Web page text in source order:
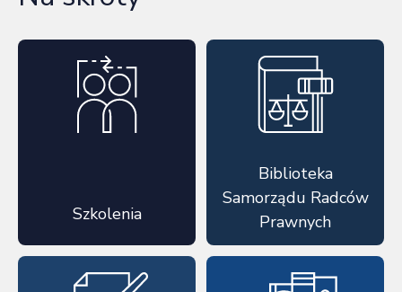
Szkolenia
Biblioteka
Samorządu Radców
Prawnych